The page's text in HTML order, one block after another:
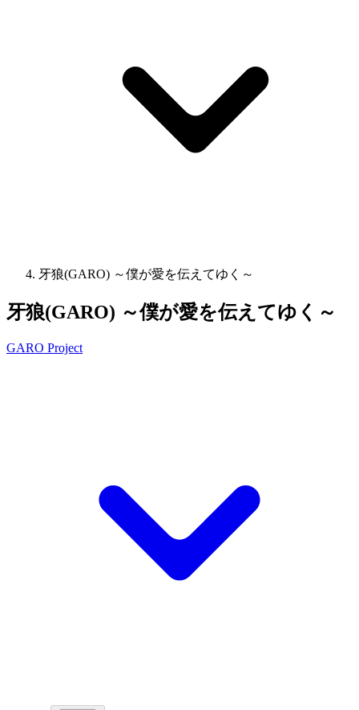
牙狼(GARO) ～僕が愛を伝えてゆく～
牙狼(GARO) ～僕が愛を伝えてゆく～
GARO Project